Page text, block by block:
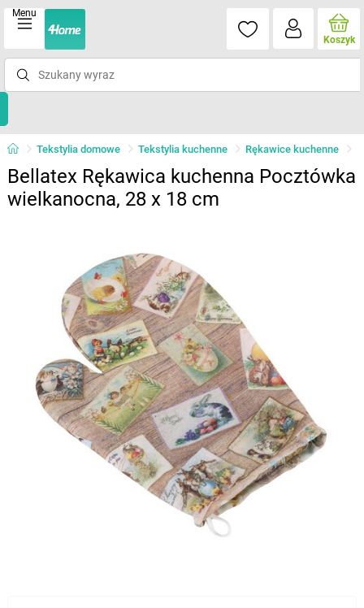
Menu
Koszyk
Tekstylia domowe Tekstylia kuchenne Rękawice kuchenne
Bellatex Rękawica kuchenna Pocztówka
wielkanocna, 28 x 18 cm